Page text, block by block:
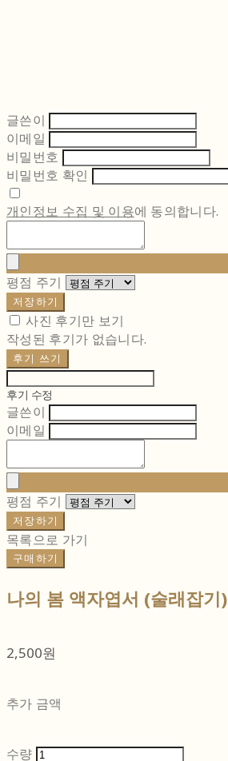
글쓴이
이메일
비밀번호
비밀번호 확인
개인정보 수집 및 이용에 동의합니다.
평점 주기
저장하기
사진 후기만 보기
작성된 후기가 없습니다.
후기 쓰기
후기 수정
글쓴이
이메일
평점 주기
저장하기
목록으로 가기
구매하기
나의 봄 액자엽서 (술래잡기)
2,500원
추가 금액
수량